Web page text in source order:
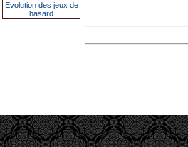
Evolution des jeux de
hasard